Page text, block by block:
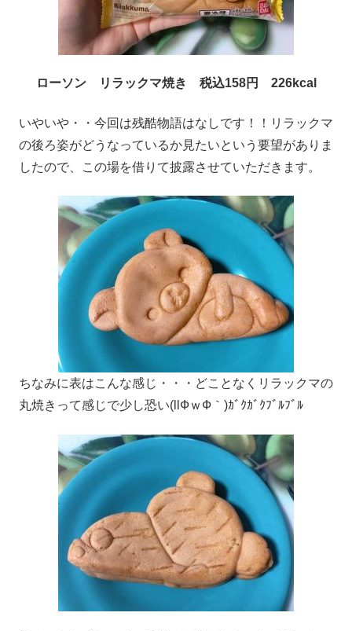
ローソン リラックマ焼き 税込158円 226kcal
いやいや・・今回は残酷物語はなしです！！リラックマ
の後ろ姿がどうなっているか見たいという要望がありま
したので、この場を借りて披露させていただきます。
ちなみに表はこんな感じ・・・どことなくリラックマの
丸焼きって感じで少し恐い(llФｗФ｀)ｶﾞｸｶﾞｸﾌﾞﾙﾌﾞﾙ